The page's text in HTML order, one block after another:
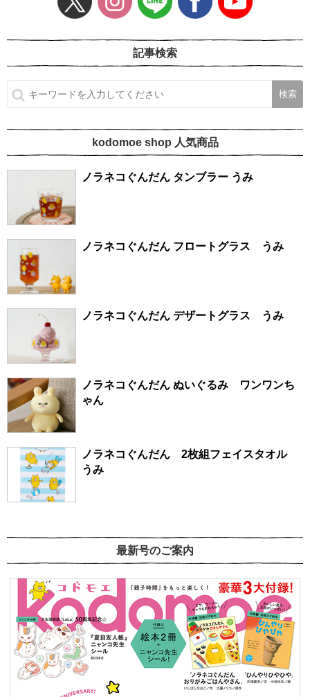
記事検索
kodomoe shop 人気商品
ノラネコぐんだん タンブラー うみ
ノラネコぐんだん フロートグラス うみ
ノラネコぐんだん デザートグラス うみ
ノラネコぐんだん ぬいぐるみ ワンワンち
ゃん
ノラネコぐんだん 2枚組フェイスタオル
うみ
最新号のご案内